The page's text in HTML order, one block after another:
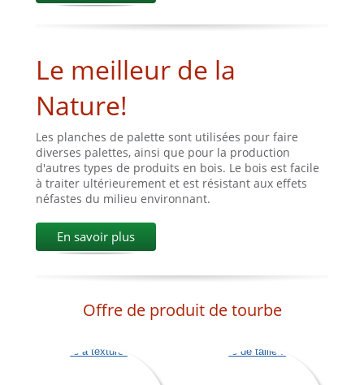
Le meilleur de la
Nature!
Les planches de palette sont utilisées pour faire
diverses palettes, ainsi que pour la production
d'autres types de produits en bois. Le bois est facile
à traiter ultérieurement et est résistant aux effets
néfastes du milieu environnant.
En savoir plus
Offre de produit de tourbe